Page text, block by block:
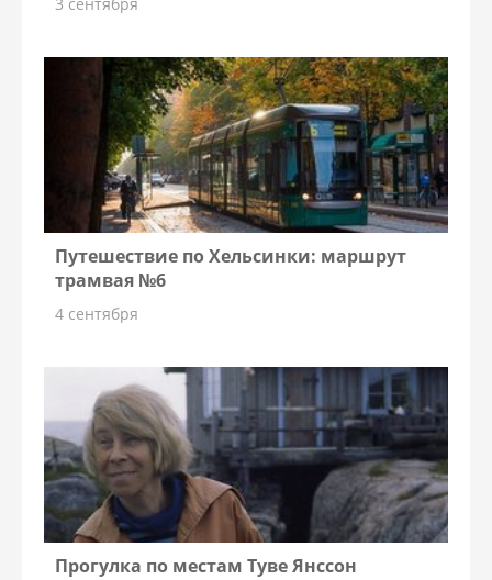
3 сентября
Путешествие по Хельсинки: маршрут
трамвая №6
4 сентября
Прогулка по местам Туве Янссон